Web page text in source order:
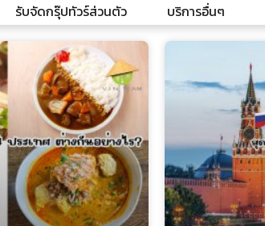
รับจัดกรุ๊ปทัวร์ส่วนตัว บริการอื่นๆ